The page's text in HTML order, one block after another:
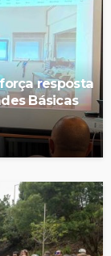
resposta
Básicas